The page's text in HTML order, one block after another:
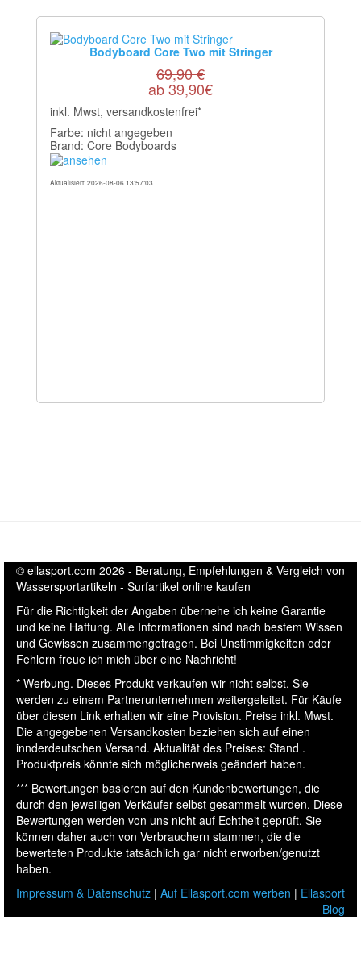
Bodyboard Core Two mit Stringer
69,90 €
ab 39,90€
inkl. Mwst, versandkostenfrei*
Farbe: nicht angegeben
Brand: Core Bodyboards
Aktualisiert: 2026-08-06 13:57:03
© ellasport.com 2026 - Beratung, Empfehlungen & Vergleich von
Wassersportartikeln - Surfartikel online kaufen
Für die Richtigkeit der Angaben übernehe ich keine Garantie
und keine Haftung. Alle Informationen sind nach bestem Wissen
und Gewissen zusammengetragen. Bei Unstimmigkeiten oder
Fehlern freue ich mich über eine Nachricht!
* Werbung. Dieses Produkt verkaufen wir nicht selbst. Sie
werden zu einem Partnerunternehmen weitergeleitet. Für Käufe
über diesen Link erhalten wir eine Provision. Preise inkl. Mwst.
Die angegebenen Versandkosten beziehen sich auf einen
innderdeutschen Versand. Aktualität des Preises: Stand .
Produktpreis könnte sich möglicherweis geändert haben.
*** Bewertungen basieren auf den Kundenbewertungen, die
durch den jeweiligen Verkäufer selbst gesammelt wurden. Diese
Bewertungen werden von uns nicht auf Echtheit geprüft. Sie
können daher auch von Verbrauchern stammen, die die
bewerteten Produkte tatsächlich gar nicht erworben/genutzt
haben.
Impressum & Datenschutz | Auf Ellasport.com werben | Ellasport
Blog